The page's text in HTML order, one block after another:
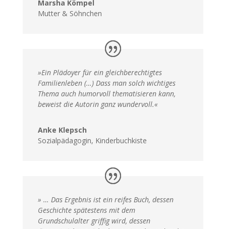
Marsha Kömpel
Mutter & Söhnchen
»Ein Plädoyer für ein gleichberechtigtes
Familienleben (…) Dass man solch wichtiges
Thema auch humorvoll thematisieren kann,
beweist die Autorin ganz wundervoll.«
Anke Klepsch
Sozialpädagogin, Kinderbuchkiste
» … Das Ergebnis ist ein reifes Buch, dessen
Geschichte spätestens mit dem
Grundschulalter griffig wird, dessen